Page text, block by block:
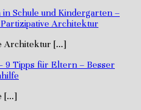
Schule und Kindergarten –
Architektur
Architektur […]
9 Tipps für Eltern – Besser
[…]